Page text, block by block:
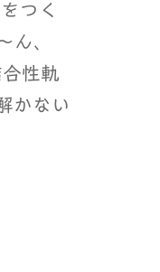
つく
ん、
性軌
かない